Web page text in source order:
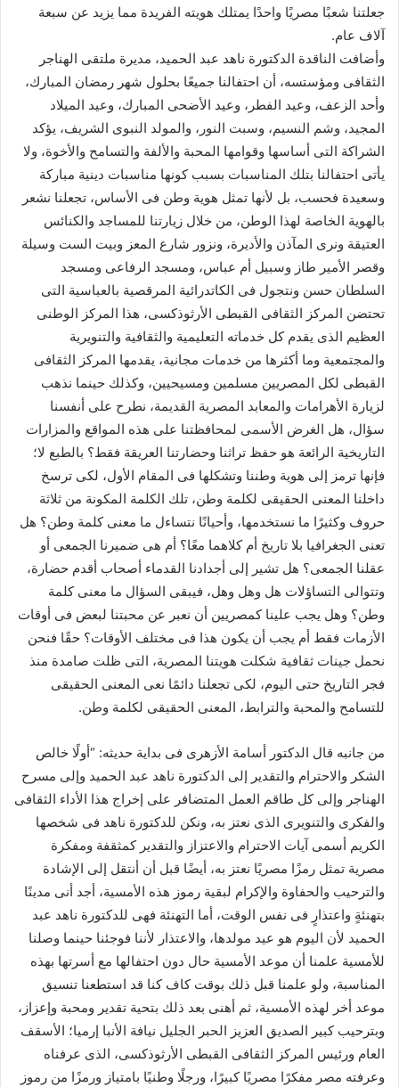
جعلتنا شعبًا مصريًا واحدًا يمتلك هويته الفريدة مما يزيد عن سبعة
آلاف عام.
وأضافت الناقدة الدكتورة ناهد عبد الحميد، مديرة ملتقى الهناجر
الثقافى ومؤستسه، أن احتفالنا جميعًا بحلول شهر رمضان المبارك،
وأحد الزعف، وعيد الفطر، وعيد الأضحى المبارك، وعيد الميلاد
المجيد، وشم النسيم، وسبت النور، والمولد النبوى الشريف، يؤكد
الشراكة التى أساسها وقوامها المحبة والألفة والتسامح والأخوة، ولا
يأتى احتفالنا بتلك المناسبات بسبب كونها مناسبات دينية مباركة
وسعيدة فحسب، بل لأنها تمثل هوية وطن فى الأساس، تجعلنا نشعر
بالهوية الخاصة لهذا الوطن، من خلال زيارتنا للمساجد والكنائس
العتيقة ونرى المآذن والأديرة، ونزور شارع المعز وبيت الست وسيلة
وقصر الأمير طاز وسبيل أم عباس، ومسجد الرفاعى ومسجد
السلطان حسن ونتجول فى الكاتدرائية المرقصية بالعباسية التى
تحتضن المركز الثقافى القبطى الأرثوذكسى، هذا المركز الوطنى
العظيم الذى يقدم كل خدماته التعليمية والثقافية والتنويرية
والمجتمعية وما أكثرها من خدمات مجانية، يقدمها المركز الثقافى
القبطى لكل المصريين مسلمين ومسيحيين، وكذلك حينما نذهب
لزيارة الأهرامات والمعابد المصرية القديمة، نطرح على أنفسنا
سؤال، هل الغرض الأسمى لمحافظتنا على هذه المواقع والمزارات
التاريخية الرائعة هو حفظ تراثنا وحضارتنا العريقة فقط؟ بالطبع لا؛
فإنها ترمز إلى هوية وطننا وتشكلها فى المقام الأول، لكى ترسخ
داخلنا المعنى الحقيقى لكلمة وطن، تلك الكلمة المكونة من ثلاثة
حروف وكثيرًا ما نستخدمها، وأحيانًا نتساءل ما معنى كلمة وطن؟ هل
تعنى الجغرافيا بلا تاريخ أم كلاهما معًا؟ أم هى ضميرنا الجمعى أو
عقلنا الجمعى؟ هل تشير إلى أجدادنا القدماء أصحاب أقدم حضارة،
وتتوالى التساؤلات هل وهل وهل، فيبقى السؤال ما معنى كلمة
وطن؟ وهل يجب علينا كمصريين أن نعبر عن محبتنا لبعض فى أوقات
الأزمات فقط أم يجب أن يكون هذا فى مختلف الأوقات؟ حقًا فنحن
نحمل جينات ثقافية شكلت هويتنا المصرية، التى ظلت صامدة منذ
فجر التاريخ حتى اليوم، لكى تجعلنا دائمًا نعى المعنى الحقيقى
للتسامح والمحبة والترابط، المعنى الحقيقى لكلمة وطن.
من جانبه قال الدكتور أسامة الأزهرى فى بداية حديثه: “أولًا خالص
الشكر والاحترام والتقدير إلى الدكتورة ناهد عبد الحميد وإلى مسرح
الهناجر وإلى كل طاقم العمل المتضافر على إخراج هذا الأداء الثقافى
والفكرى والتنويرى الذى نعتز به، ونكن للدكتورة ناهد فى شخصها
الكريم أسمى آيات الاحترام والاعتزاز والتقدير كمثقفة ومفكرة
مصرية تمثل رمزًا مصريًا نعتز به، أيضًا قبل أن أنتقل إلى الإشادة
والترحيب والحفاوة والإكرام لبقية رموز هذه الأمسية، أجد أنى مدينًا
بتهنئةٍ واعتذارٍ فى نفس الوقت، أما التهنئة فهى للدكتورة ناهد عبد
الحميد لأن اليوم هو عيد مولدها، والاعتذار لأننا فوجئنا حينما وصلنا
للأمسية علمنا أن موعد الأمسية حال دون احتفالها مع أسرتها بهذه
المناسبة، ولو علمنا قبل ذلك بوقت كاف كنا قد استطعنا تنسيق
موعد أخر لهذه الأمسية، ثم أهنى بعد ذلك بتحية تقدير ومحبة وإعزاز،
وبترحيب كبير الصديق العزيز الحبر الجليل نيافة الأنبا إرميا؛ الأسقف
العام ورئيس المركز الثقافى القبطى الأرثوذكسى، الذى عرفناه
وعرفته مصر مفكرًا مصريًا كبيرًا، ورجلًا وطنيًا بامتياز ورمزًا من رموز